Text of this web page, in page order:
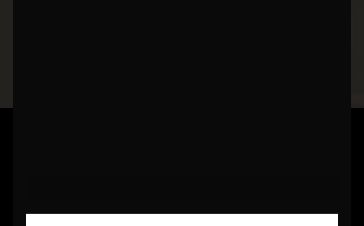
Installer un chauffage auxiliaire :